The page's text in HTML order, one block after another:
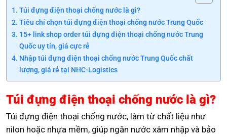
Túi đựng điện thoại chống nước là gì?
Tiêu chí chọn túi đựng điện thoại chống nước Trung Quốc
15+ link shop order túi đựng điện thoại chống nước Trung
Quốc uy tín, giá cực rẻ
Nhập túi đựng điện thoại chống nước Trung Quốc chất
lượng, giá rẻ tại NHC-Logistics
Túi đựng điện thoại chống nước là gì?
Túi đựng điện thoại chống nước, làm từ chất liệu như
nilon hoặc nhựa mềm, giúp ngăn nước xâm nhập và bảo